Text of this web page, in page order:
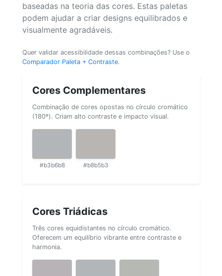
baseadas na teoria das cores. Estas paletas
podem ajudar a criar designs equilibrados e
visualmente agradáveis.
Quer validar acessibilidade dessas combinações? Use o
Comparador Paleta + Contraste.
Cores Complementares
Combinação de cores opostas no círculo cromático
(180º). Criam alto contraste e impacto visual.
#b3b6b8 #b8b5b3
Cores Triádicas
Três cores equidistantes no círculo cromático.
Oferecem um equilíbrio vibrante entre contraste e
harmonia.